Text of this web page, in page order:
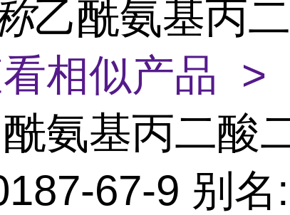
乙酰氨基丙
相似产品 >
氨基丙二酸
67-9 别名